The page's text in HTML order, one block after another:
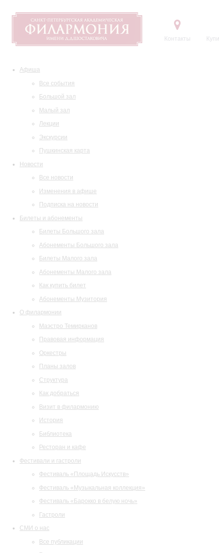
Контакты
Афиша
Все события
Большой зал
Малый зал
Лекции
Экскурсии
Пушкинская карта
Новости
Все новости
Изменения в афише
Подписка на новости
Билеты и абонементы
Билеты Большого зала
Абонементы Большого зала
Билеты Малого зала
Абонементы Малого зала
Как купить билет
Абонементы Музитория
О филармонии
Маэстро Темирканов
Правовая информация
Оркестры
Планы залов
Структура
Как добраться
Визит в филармонию
История
Библиотека
Ресторан и кафе
Фестивали и гастроли
Фестиваль «Площадь Искусств»
Фестиваль «Музыкальная коллекция»
Фестиваль «Барокко в белую ночь»
Гастроли
СМИ о нас
Все публикации